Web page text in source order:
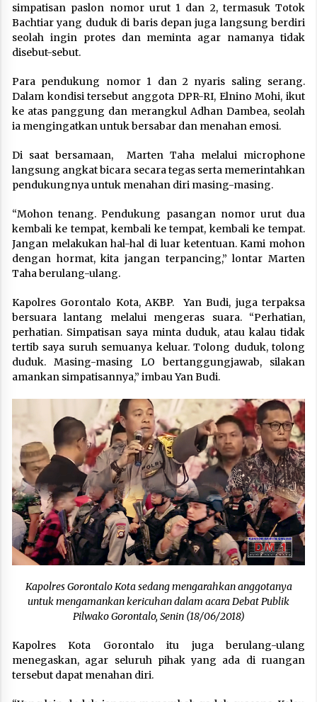
simpatisan paslon nomor urut 1 dan 2, termasuk Totok
Bachtiar yang duduk di baris depan juga langsung berdiri
seolah ingin protes dan meminta agar namanya tidak
disebut-sebut.
Para pendukung nomor 1 dan 2 nyaris saling serang.
Dalam kondisi tersebut anggota DPR-RI, Elnino Mohi, ikut
ke atas panggung dan merangkul Adhan Dambea, seolah
ia mengingatkan untuk bersabar dan menahan emosi.
Di saat bersamaan, Marten Taha melalui microphone
langsung angkat bicara secara tegas serta memerintahkan
pendukungnya untuk menahan diri masing-masing.
“Mohon tenang. Pendukung pasangan nomor urut dua
kembali ke tempat, kembali ke tempat, kembali ke tempat.
Jangan melakukan hal-hal di luar ketentuan. Kami mohon
dengan hormat, kita jangan terpancing,” lontar Marten
Taha berulang-ulang.
Kapolres Gorontalo Kota, AKBP. Yan Budi, juga terpaksa
bersuara lantang melalui mengeras suara. “Perhatian,
perhatian. Simpatisan saya minta duduk, atau kalau tidak
tertib saya suruh semuanya keluar. Tolong duduk, tolong
duduk. Masing-masing LO bertanggungjawab, silakan
amankan simpatisannya,” imbau Yan Budi.
Kapolres Gorontalo Kota sedang mengarahkan anggotanya
untuk mengamankan kericuhan dalam acara Debat Publik
Pilwako Gorontalo, Senin (18/06/2018)
Kapolres Kota Gorontalo itu juga berulang-ulang
menegaskan, agar seluruh pihak yang ada di ruangan
tersebut dapat menahan diri.